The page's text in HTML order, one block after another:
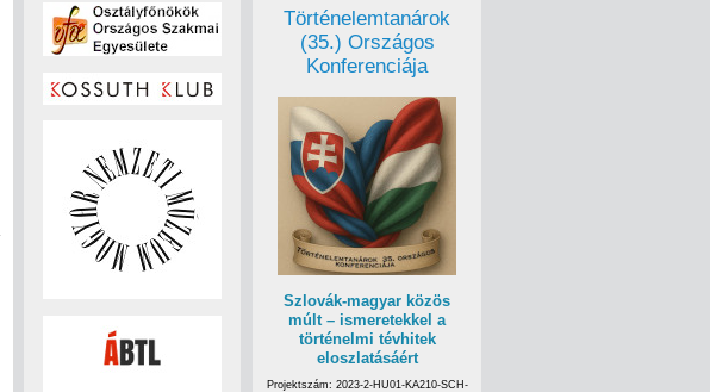
Történelemtanárok
(35.) Országos
Konferenciája
Szlovák-magyar közös
múlt – ismeretekkel a
történelmi tévhitek
eloszlatásáért
Projektszám: 2023-2-HU01-KA210-SCH-